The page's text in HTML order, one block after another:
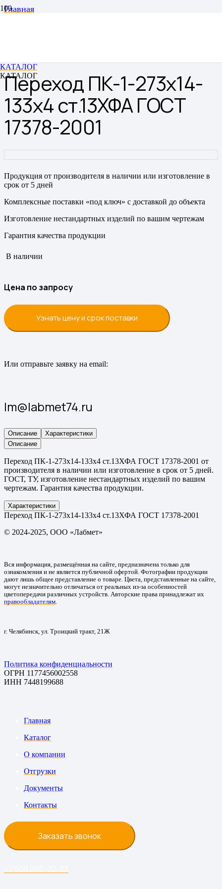
КАТАЛОГ
КАТАЛОГ
Главная
Переход ПК-1-273х14-
133х4 ст.13ХФА ГОСТ
17378-2001
Продукция от производителя в наличии или изготовление в
срок от 5 дней
Комплексные поставки «под ключ» с доставкой до объекта
Изготовление нестандартных изделий по вашим чертежам
Гарантия качества продукции
В наличии
Цена по запросу
Узнать цену и срок поставки
Или отправьте заявку на email:
lm@labmet74.ru
Описание
Характеристики
Описание
Переход ПК-1-273х14-133х4 ст.13ХФА ГОСТ 17378-2001 от
производителя в наличии или изготовление в срок от 5 дней.
ГОСТ, ТУ, изготовление нестандартных изделий по вашим
чертежам. Гарантия качества продукции.
Характеристики
Переход ПК-1-273х14-133х4 ст.13ХФА ГОСТ 17378-2001
© 2024-2025, ООО «Лабмет»
Вся информация, размещённая на сайте, предназначена только для
ознакомления и не является публичной офертой. Фотографии продукции
дают лишь общее представление о товаре. Цвета, представленные на сайте,
могут незначительно отличаться от реальных из-за особенностей
цветопередачи различных устройств. Авторские права принадлежат их
правообладателям
г. Челябинск, ул. Троицкий тракт, 21Ж
Политика конфиденциальности
ОГРН 1177456002558
ИНН 7448199688
Главная
Каталог
О компании
Отгрузки
Документы
Контакты
Заказать звонок